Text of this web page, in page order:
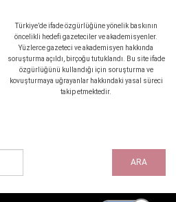
Türkiye’de ifade özgürlüğüne yönelik baskının
öncelikli hedefi gazeteciler ve akademisyenler.
Yüzlerce gazeteci ve akademisyen hakkında
soruşturma açıldı, birçoğu tutuklandı. Bu site ifade
özgürlüğünü kullandığı için soruşturma ve
kovuşturmaya uğrayanlar hakkındaki yasal süreci
takip etmektedir.
ARA